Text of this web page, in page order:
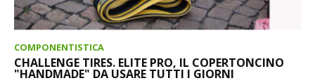
COMPONENTISTICA
CHALLENGE TIRES. ELITE PRO, IL COPERTONCINO
"HANDMADE" DA USARE TUTTI I GIORNI